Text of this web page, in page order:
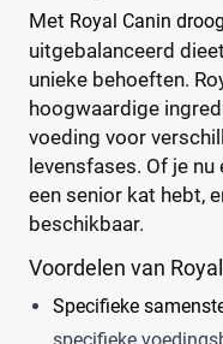
Met Royal Canin
uitgebalanceerd
unieke behoeften.
hoogwaardige
voeding voor
levensfases. Of je
een senior kat hebt,
beschikbaar.
Voordelen van
Specifieke